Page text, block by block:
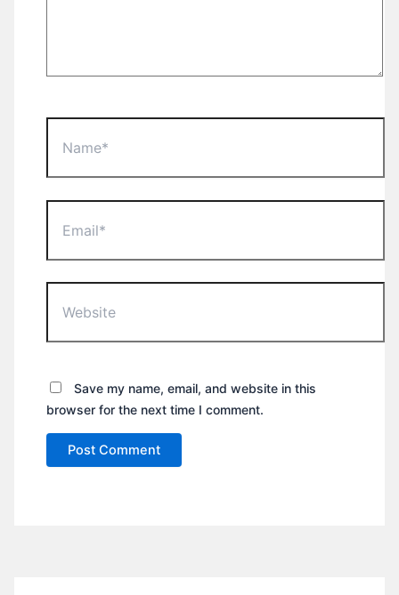
Save my name, email, and website in this
browser for the next time I comment.